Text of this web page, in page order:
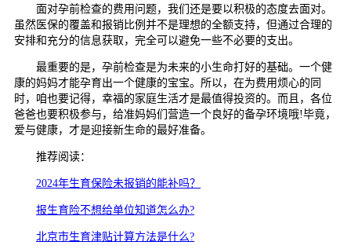
面对孕前检查的费用问题，我们还是要以积极的态度去面对。
虽然医保的覆盖和报销比例并不是理想的全额支持，但通过合理的
安排和充分的信息获取，完全可以避免一些不必要的支出。
最重要的是，孕前检查是为未来的小生命打好的基础。一个健
康的妈妈才能孕育出一个健康的宝宝。所以，在为费用烦心的同
时，咱也要记得，幸福的家庭生活才是最值得投资的。而且，各位
爸爸也要积极参与，给准妈妈们营造一个良好的备孕环境哦!毕竟，
爱与健康，才是迎接新生命的最好准备。
推荐阅读：
2024年生育保险未报销的能补吗？
报生育险不想给单位知道怎么办?
北京市生育津贴计算方法是什么?